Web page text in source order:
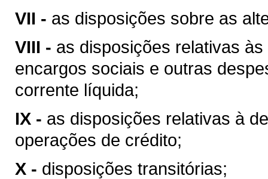
VII - as disposições sobre as
VIII - as disposições relativas
encargos sociais e outras
corrente líquida;
IX - as disposições relativas à
operações de crédito;
X - disposições transitórias;